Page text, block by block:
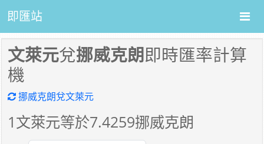
即匯站
文萊元兌挪威克朗即時匯率計算
機
挪威克朗兌文萊元
1文萊元等於7.4259挪威克朗